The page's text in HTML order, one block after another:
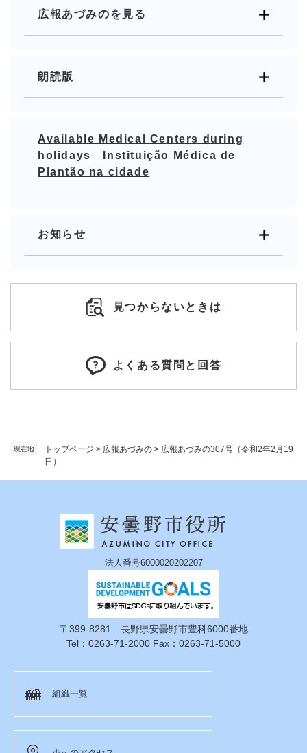
現在地 トップページ > 広報あづみの > 広報あづみの307号（令和2年2月19
日）
広報あづみのを見る
朗読版
Available Medical Centers during
holidays Instituição Médica de
Plantão na cidade
お知らせ
見つからないときは
よくある質問と回答
法人番号6000020202207
〒399-8281 長野県安曇野市豊科6000番地
Tel：0263-71-2000 Fax：0263-71-5000
組織一覧